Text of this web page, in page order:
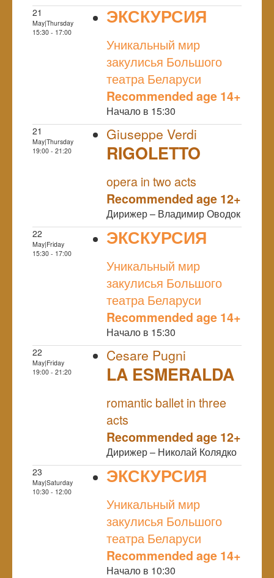
21
May|Thursday
15:30 - 17:00
ЭКСКУРСИЯ
Уникальный мир
закулисья Большого
театра Беларуси
Recommended age 14+
Начало в 15:30
21
May|Thursday
19:00 - 21:20
Giuseppe Verdi
RIGOLETTO
opera in two acts
Recommended age 12+
Дирижер – Владимир Оводок
22
May|Friday
15:30 - 17:00
ЭКСКУРСИЯ
Уникальный мир
закулисья Большого
театра Беларуси
Recommended age 14+
Начало в 15:30
22
May|Friday
19:00 - 21:20
Cesare Pugni
LA ESMERALDA
romantic ballet in three
acts
Recommended age 12+
Дирижер – Николай Колядко
23
May|Saturday
10:30 - 12:00
ЭКСКУРСИЯ
Уникальный мир
закулисья Большого
театра Беларуси
Recommended age 14+
Начало в 10:30